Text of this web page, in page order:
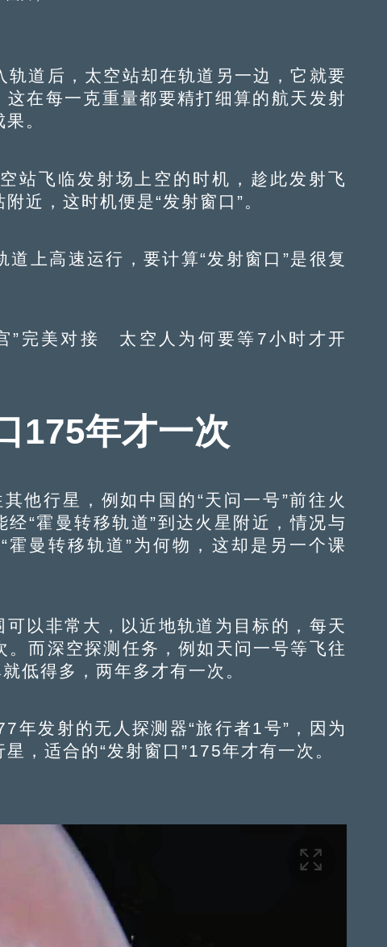
道后，太空站却在轨道另一边，它就要
在每一克重量都要精打细算的航天发射
。
飞临发射场上空的时机，趁此发射飞
近，这时机便是“发射窗口”。
上高速运行，要计算“发射窗口”是很复
完美对接 太空人为何要等7小时才开
175年才一次
行星，例如中国的“天问一号”前往火
“霍曼转移轨道”到达火星附近，情况与
曼转移轨道”为何物，这却是另一个课
以非常大，以近地轨道为目标的，每天
而深空探测任务，例如天问一号等飞往
低得多，两年多才有一次。
发射的无人探测器“旅行者1号”，因为
，适合的“发射窗口”175年才有一次。